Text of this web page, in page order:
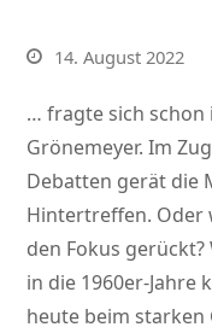
14. August 2022
… fragte sich schon
Grönemeyer. Im
Debatten gerät die
Hintertreffen. Oder
den Fokus
in die 1960er-
heute beim